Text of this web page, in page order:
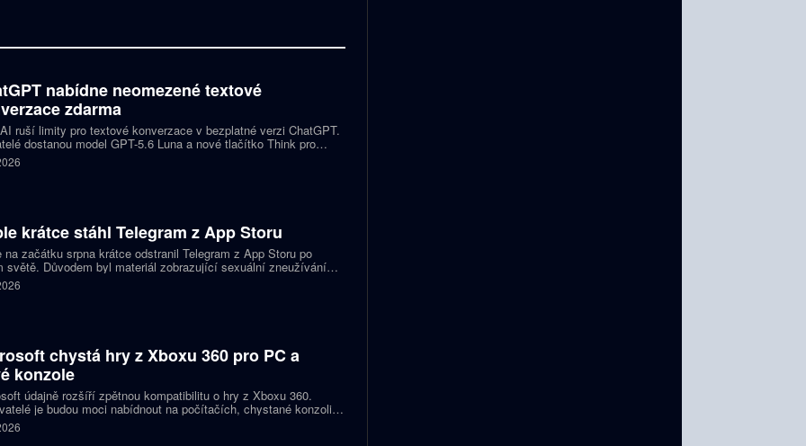
nabídne neomezené textové
zdarma
ruší limity pro textové konverzace v bezplatné verzi ChatGPT.
dostanou model GPT-5.6 Luna a nové tlačítko Think pro
otázky. Předplatitelům Plus a Pro firma zpřístupňuje upravený
Sol spolu s posuvníkem, který nastaví intenzitu přemýšlení.
krátce stáhl Telegram z App Storu
na začátku srpna krátce odstranil Telegram z App Storu po
světě. Důvodem byl materiál zobrazující sexuální zneužívání
podle firmy sdílel jeden uživatel. Telegram účet rychle
a aplikace se ještě během stejného dne do obchodu vrátila.
chystá hry z Xboxu 360 pro PC a
konzole
údajně rozšíří zpětnou kompatibilitu o hry z Xboxu 360.
je budou moci nabídnout na počítačích, chystané konzoli
Helix i přenosných zařízeních. První tituly by mohly dorazit
let 2027 a 2028.